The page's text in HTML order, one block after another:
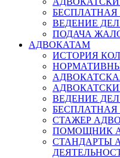
ВЕДЕНИЕ
ПОДАЧА
АДВОКАТАМ
ИСТОРИЯ
ВЕДЕНИЕ
СТАЖЕР
ПОМОЩНИК
СТАНДАРТЫ